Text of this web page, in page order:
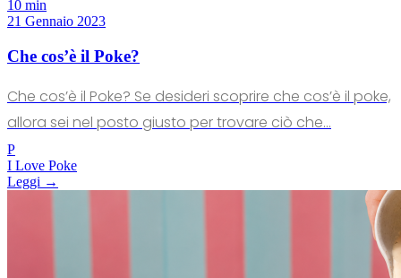
10 min
21 Gennaio 2023
Che cos’è il Poke?
Che cos’è il Poke? Se desideri scoprire che cos’è il poke,
allora sei nel posto giusto per trovare ciò che...
P
I Love Poke
Leggi →